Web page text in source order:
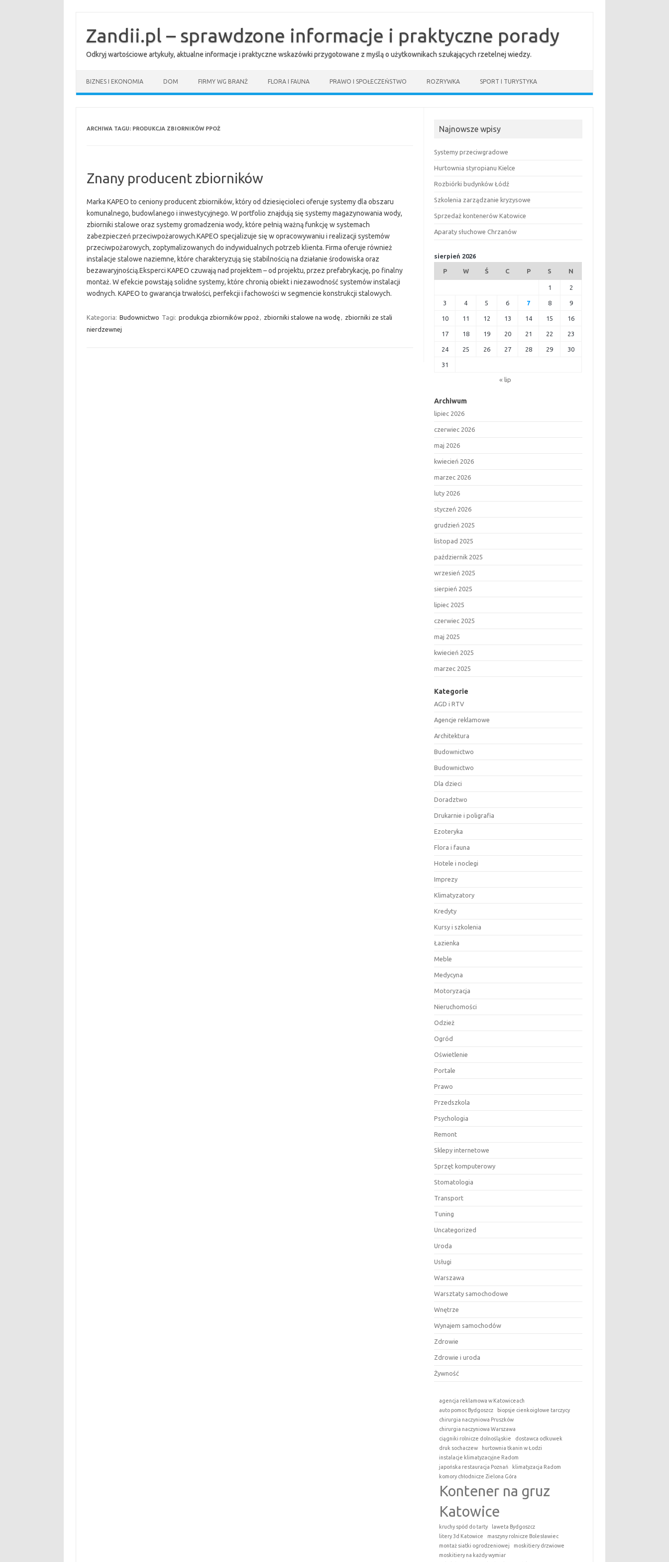
treściZandii.pl – sprawdzone informacje i praktyczne porady
Odkryj wartościowe artykuły, aktualne informacje i praktyczne wskazówki przygotowane z myślą o użytkownikach szukających rzetelnej wiedzy.
BIZNES I EKONOMIA DOM FIRMY WG BRANŻ FLORA I FAUNA PRAWO I SPOŁECZEŃSTWO ROZRYWKA SPORT I TURYSTYKA
ARCHIWA TAGU: PRODUKCJA ZBIORNIKÓW PPOŻ
Znany producent zbiorników
Marka KAPEO to ceniony producent zbiorników, który od dziesięcioleci oferuje systemy dla obszaru
komunalnego, budowlanego i inwestycyjnego. W portfolio znajdują się systemy magazynowania wody,
zbiorniki stalowe oraz systemy gromadzenia wody, które pełnią ważną funkcję w systemach
zabezpieczeń przeciwpożarowych.KAPEO specjalizuje się w opracowywaniu i realizacji systemów
przeciwpożarowych, zoptymalizowanych do indywidualnych potrzeb klienta. Firma oferuje również
instalacje stalowe naziemne, które charakteryzują się stabilnością na działanie środowiska oraz
bezawaryjnością.Eksperci KAPEO czuwają nad projektem – od projektu, przez prefabrykację, po finalny
montaż. W efekcie powstają solidne systemy, które chronią obiekt i niezawodność systemów instalacji
wodnych. KAPEO to gwarancja trwałości, perfekcji i fachowości w segmencie konstrukcji stalowych.
Kategoria: Budownictwo Tagi: produkcja zbiorników ppoż, zbiorniki stalowe na wodę, zbiorniki ze stali
nierdzewnej
Najnowsze wpisy
Systemy przeciwgradowe
Hurtownia styropianu Kielce
Rozbiórki budynków Łódź
Szkolenia zarządzanie kryzysowe
Sprzedaż kontenerów Katowice
Aparaty słuchowe Chrzanów
sierpień 2026
P W Ś C P S N
1 2
3 4 5 6 7 8 9
10 11 12 13 14 15 16
17 18 19 20 21 22 23
24 25 26 27 28 29 30
31
« lip
Archiwum
lipiec 2026
czerwiec 2026
maj 2026
kwiecień 2026
marzec 2026
luty 2026
styczeń 2026
grudzień 2025
listopad 2025
październik 2025
wrzesień 2025
sierpień 2025
lipiec 2025
czerwiec 2025
maj 2025
kwiecień 2025
marzec 2025
Kategorie
AGD i RTV
Agencje reklamowe
Architektura
Budownictwo
Budownictwo
Dla dzieci
Doradztwo
Drukarnie i poligrafia
Ezoteryka
Flora i fauna
Hotele i noclegi
Imprezy
Klimatyzatory
Kredyty
Kursy i szkolenia
Łazienka
Meble
Medycyna
Motoryzacja
Nieruchomości
Odzież
Ogród
Oświetlenie
Portale
Prawo
Przedszkola
Psychologia
Remont
Sklepy internetowe
Sprzęt komputerowy
Stomatologia
Transport
Tuning
Uncategorized
Uroda
Usługi
Warszawa
Warsztaty samochodowe
Wnętrze
Wynajem samochodów
Zdrowie
Zdrowie i uroda
Żywność
agencja reklamowa w Katowiceach
auto pomoc Bydgoszcz
biopsje cienkoigłowe tarczycy
chirurgia naczyniowa Pruszków
chirurgia naczyniowa Warszawa
ciągniki rolnicze dolnośląskie
dostawca odkuwek
druk sochaczew
hurtownia tkanin w Łodzi
instalacje klimatyzacyjne Radom
japońska restauracja Poznań
klimatyzacja Radom
komory chłodnicze Zielona Góra
Kontener na gruz
Katowice
kruchy spód do tarty
laweta Bydgoszcz
litery 3d Katowice
maszyny rolnicze Bolesławiec
montaż siatki ogrodzeniowej
moskitiery drzwiowe
moskitiery na każdy wymiar